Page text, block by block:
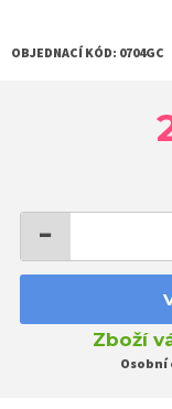
OBJEDNACÍ KÓD: 0704GC
−
Zboží
Osobní